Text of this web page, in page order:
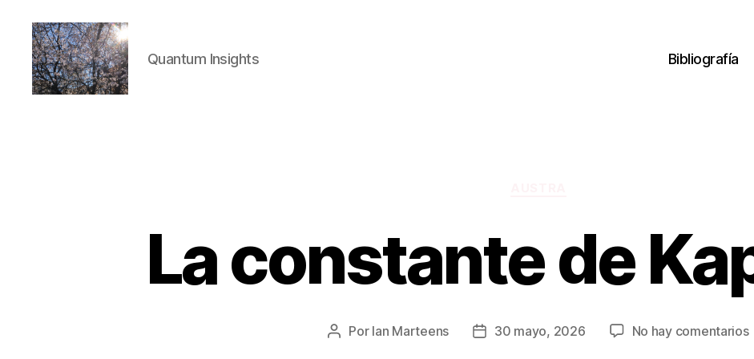
Quantum Insights Bibliografía
La constante de
Autor
Por Ian Marteens
Fecha30 mayo, 2026 No hay comentarios